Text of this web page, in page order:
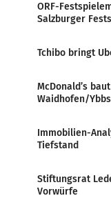
ORF-
Salzburger
Tchibo bringt
McDonald’s
Waidhofen/Ybbs
Immobilien-
Tiefstand
Stiftungsrat
Vorwürfe